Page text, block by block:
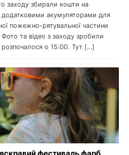
заходу збирали кошти на
додатковими акумуляторами для
пожежно-рятувальної частини
та відео з заходу зробили
о 15:00. Тут […]